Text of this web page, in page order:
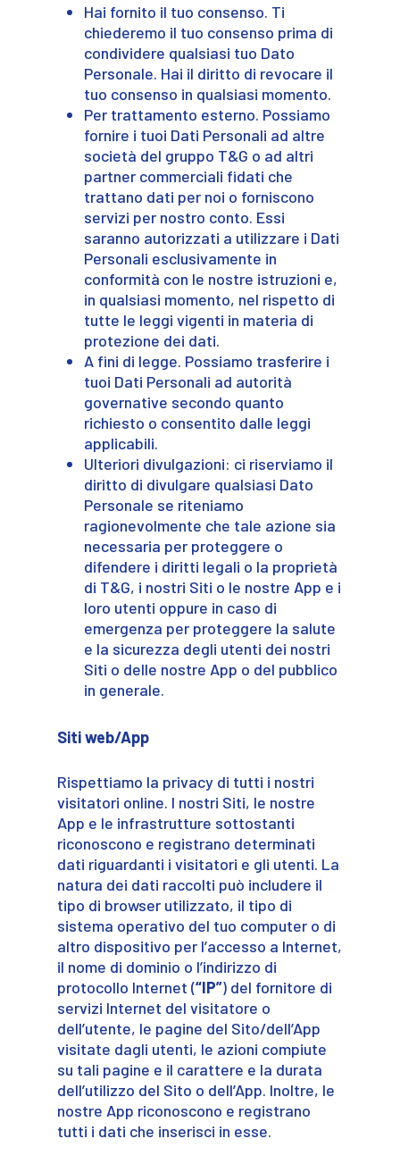
Hai fornito il tuo consenso. Ti
chiederemo il tuo consenso prima di
condividere qualsiasi tuo Dato
Personale. Hai il diritto di revocare il
tuo consenso in qualsiasi momento.
Per trattamento esterno. Possiamo
fornire i tuoi Dati Personali ad altre
società del gruppo T&G o ad altri
partner commerciali fidati che
trattano dati per noi o forniscono
servizi per nostro conto. Essi
saranno autorizzati a utilizzare i Dati
Personali esclusivamente in
conformità con le nostre istruzioni e,
in qualsiasi momento, nel rispetto di
tutte le leggi vigenti in materia di
protezione dei dati.
A fini di legge. Possiamo trasferire i
tuoi Dati Personali ad autorità
governative secondo quanto
richiesto o consentito dalle leggi
applicabili.
Ulteriori divulgazioni: ci riserviamo il
diritto di divulgare qualsiasi Dato
Personale se riteniamo
ragionevolmente che tale azione sia
necessaria per proteggere o
difendere i diritti legali o la proprietà
di T&G, i nostri Siti o le nostre App e i
loro utenti oppure in caso di
emergenza per proteggere la salute
e la sicurezza degli utenti dei nostri
Siti o delle nostre App o del pubblico
in generale.
Siti web/App
Rispettiamo la privacy di tutti i nostri
visitatori online. I nostri Siti, le nostre
App e le infrastrutture sottostanti
riconoscono e registrano determinati
dati riguardanti i visitatori e gli utenti. La
natura dei dati raccolti può includere il
tipo di browser utilizzato, il tipo di
sistema operativo del tuo computer o di
altro dispositivo per l’accesso a Internet,
il nome di dominio o l’indirizzo di
protocollo Internet (“IP”) del fornitore di
servizi Internet del visitatore o
dell’utente, le pagine del Sito/dell’App
visitate dagli utenti, le azioni compiute
su tali pagine e il carattere e la durata
dell’utilizzo del Sito o dell’App. Inoltre, le
nostre App riconoscono e registrano
tutti i dati che inserisci in esse.